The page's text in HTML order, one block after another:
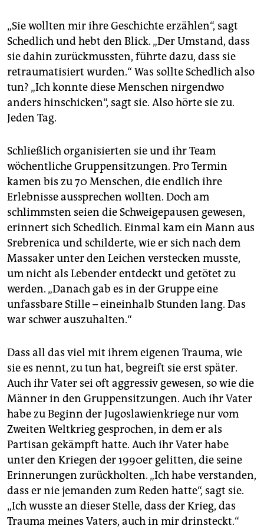
„Sie wollten mir ihre Geschichte erzählen“, sagt
Schedlich und hebt den Blick. „Der Umstand, dass
sie dahin zurückmussten, führte dazu, dass sie
retraumatisiert wurden.“ Was sollte Schedlich also
tun? „Ich konnte diese Menschen nirgendwo
anders hinschicken“, sagt sie. Also hörte sie zu.
Jeden Tag.
Schließlich organisierten sie und ihr Team
wöchentliche Gruppensitzungen. Pro Termin
kamen bis zu 70 Menschen, die endlich ihre
Erlebnisse aussprechen wollten. Doch am
schlimmsten seien die Schweigepausen gewesen,
erinnert sich Schedlich. Einmal kam ein Mann aus
Srebrenica und schilderte, wie er sich nach dem
Massaker unter den Leichen verstecken musste,
um nicht als Lebender entdeckt und getötet zu
werden. „Danach gab es in der Gruppe eine
unfassbare Stille – eineinhalb Stunden lang. Das
war schwer auszuhalten.“
Dass all das viel mit ihrem eigenen Trauma, wie
sie es nennt, zu tun hat, begreift sie erst später.
Auch ihr Vater sei oft aggressiv gewesen, so wie die
Männer in den Gruppensitzungen. Auch ihr Vater
habe zu Beginn der Jugoslawienkriege nur vom
Zweiten Weltkrieg gesprochen, in dem er als
Partisan gekämpft hatte. Auch ihr Vater habe
unter den Kriegen der 1990er gelitten, die seine
Erinnerungen zurückholten. „Ich habe verstanden,
dass er nie jemanden zum Reden hatte“, sagt sie.
„Ich wusste an dieser Stelle, dass der Krieg, das
Trauma meines Vaters, auch in mir drinsteckt.“